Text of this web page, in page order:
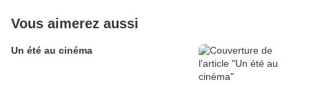
Vous aimerez aussi
Un été au cinéma